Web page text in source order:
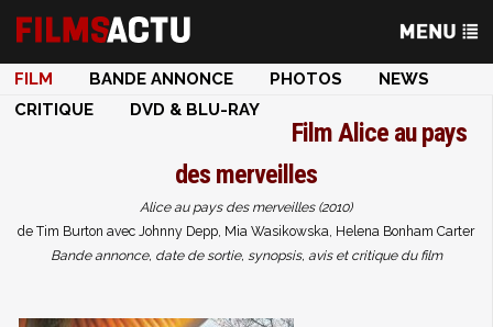
FILM BANDE ANNONCE PHOTOS
NEWS
CRITIQUE
DVD & BLU-RAY
FilmAlice au pays
des merveilles
Alice au pays des merveilles (2010)
de Tim Burton avec Johnny Depp, Mia Wasikowska, Helena Bonham Carter
Bande annonce, date de sortie, synopsis, avis et critique du film